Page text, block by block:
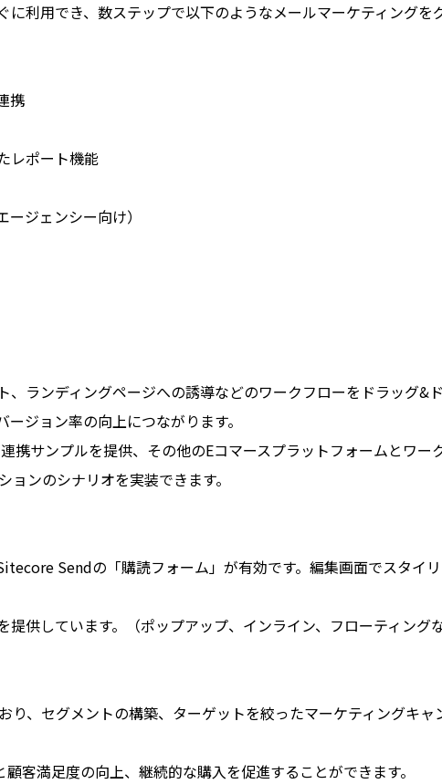
利用でき、数ステップで以下のようなメールマーケティングを
携
レポート機能
ジェンシー向け）
ランディングページへの誘導などのワークフローをドラッグ&
ジョン率の向上につながります。
サンプルを提供、その他のEコマースプラットフォームとワ
ンのシナリオを実装できます。
Sendの「購読フォーム」が有効です。編集画面でスタイ
供しています。（ポップアップ、インライン、フローティングな
、セグメントの構築、ターゲットを絞ったマーケティングキ
客満足度の向上、継続的な購入を促進することができます。